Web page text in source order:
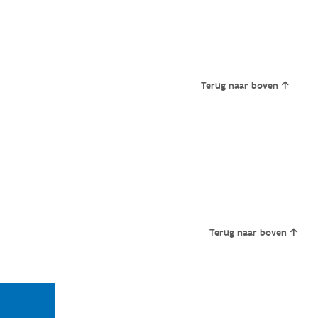
Terug naar boven
Terug naar boven